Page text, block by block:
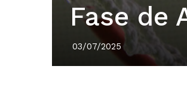
Fase de
03/07/2025